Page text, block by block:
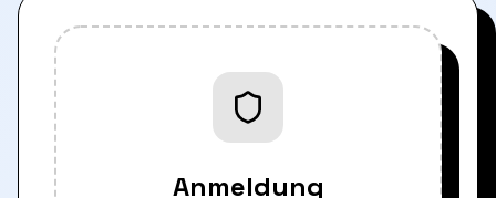
Anmeldung